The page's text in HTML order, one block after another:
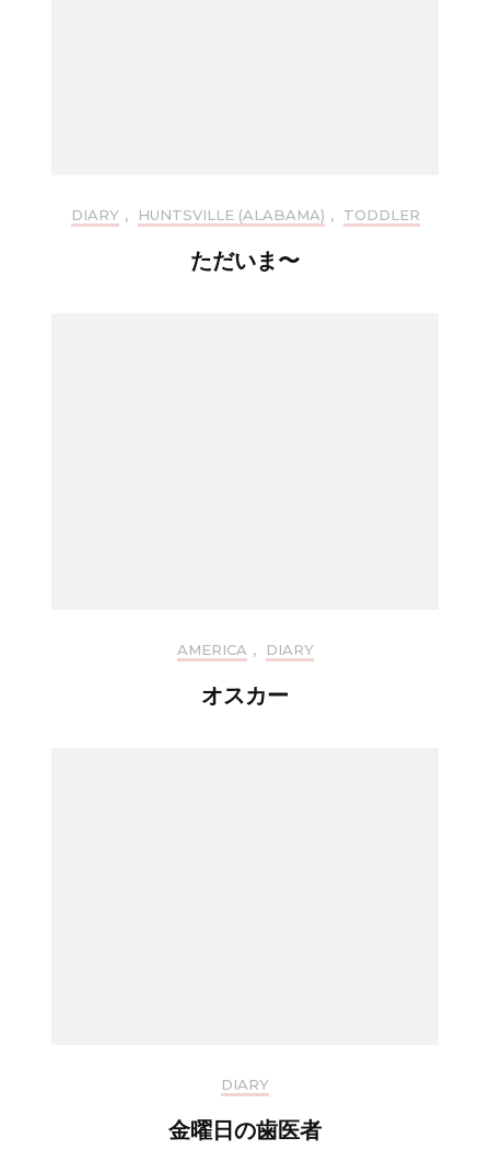
DIARY , HUNTSVILLE (ALABAMA) , TODDLER
ただいま〜
AMERICA , DIARY
オスカー
DIARY
金曜日の歯医者